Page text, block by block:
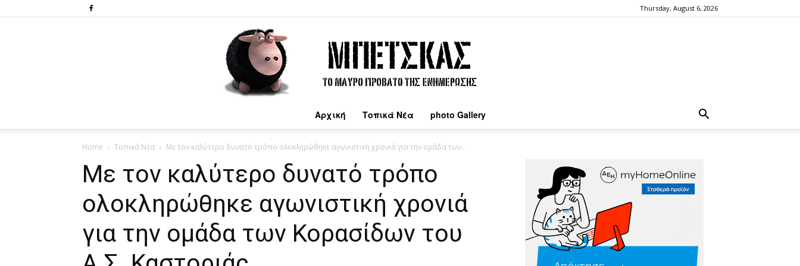
Thursday, August 6, 2026
Αρχική Τοπικά Νέα photo Gallery
Home Τοπικά Νέα Με τον καλύτερο δυνατό τρόπο ολοκληρώθηκε αγωνιστική χρονιά για την ομάδα των...
Με τον καλύτερο δυνατό τρόπο
ολοκληρώθηκε αγωνιστική χρονιά
για την ομάδα των Κορασίδων του